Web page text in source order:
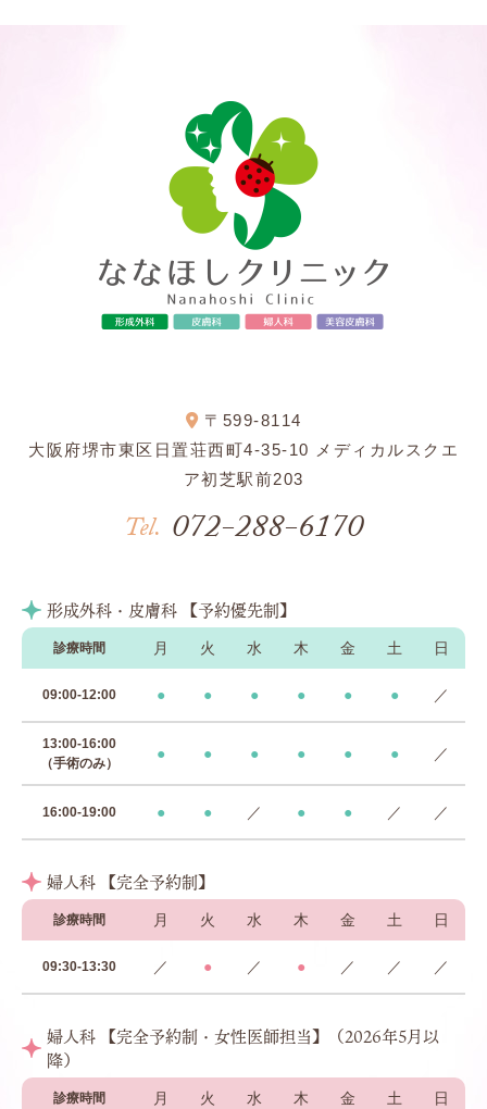
〒599-8114
大阪府堺市東区日置荘西町4-35-10 メディカルスクエ
ア初芝駅前203
Tel. 072-288-6170
形成外科・皮膚科 【予約優先制】
診療時間 月 火 水 木 金 土 日
09:00-12:00 ● ● ● ● ● ● ／
13:00-16:00
（手術のみ）
● ● ● ● ● ● ／
16:00-19:00 ● ● ／ ● ● ／ ／
婦人科 【完全予約制】
診療時間 月 火 水 木 金 土 日
09:30-13:30 ／ ● ／ ● ／ ／ ／
婦人科 【完全予約制・女性医師担当】（2026年5月以
降）
診療時間 月 火 水 木 金 土 日